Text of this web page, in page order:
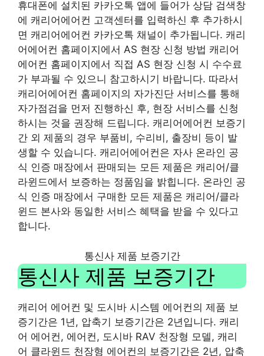
휴대폰에 설치된 카카오톡 앱에 들어가 상담 검색창
에 캐리어에어컨 고객센터를 입력하신 후 추가하시
면 캐리어에어컨 카카오톡 채널이 추가됩니다. 캐리
어에어컨 홈페이지에서 AS 현장 신청 방법 캐리어
에어컨 홈페이지에서 직접 AS 현장 신청 시 수수료
가 부과될 수 있으니 참고하시기 바랍니다. 따라서
캐리어에어컨 홈페이지의 자가진단 서비스를 통해
자가점검을 먼저 진행하신 후, 현장 서비스를 신청
하시는 것을 권장해 드립니다. 캐리어에어컨 보증기
간 외 제품의 경우 부품비, 수리비, 출장비 등이 발
생할 수 있습니다. 캐리어에어컨은 자사 온라인 공
식 인증 매장에서 판매되는 모든 제품은 캐리어/클
라윈드에서 보증하는 정품임을 밝힙니다. 온라인 공
식 인증 매장에서 구매한 모든 제품은 캐리어/클라
윈드 본사와 동일한 서비스 혜택을 받을 수 있다고
합니다.
통신사 제품 보증기간
통신사 제품 보증기간
캐리어 에어컨 및 도시바 시스템 에어컨의 제품 보
증기간은 1년, 압축기 보증기간은 2년입니다. 캐리
어 에어컨, 에어컨, 도시바 RAV 천장형 모델, 캐리
어 클라윈드 천장형 에어컨의 보증기간은 2년, 압축